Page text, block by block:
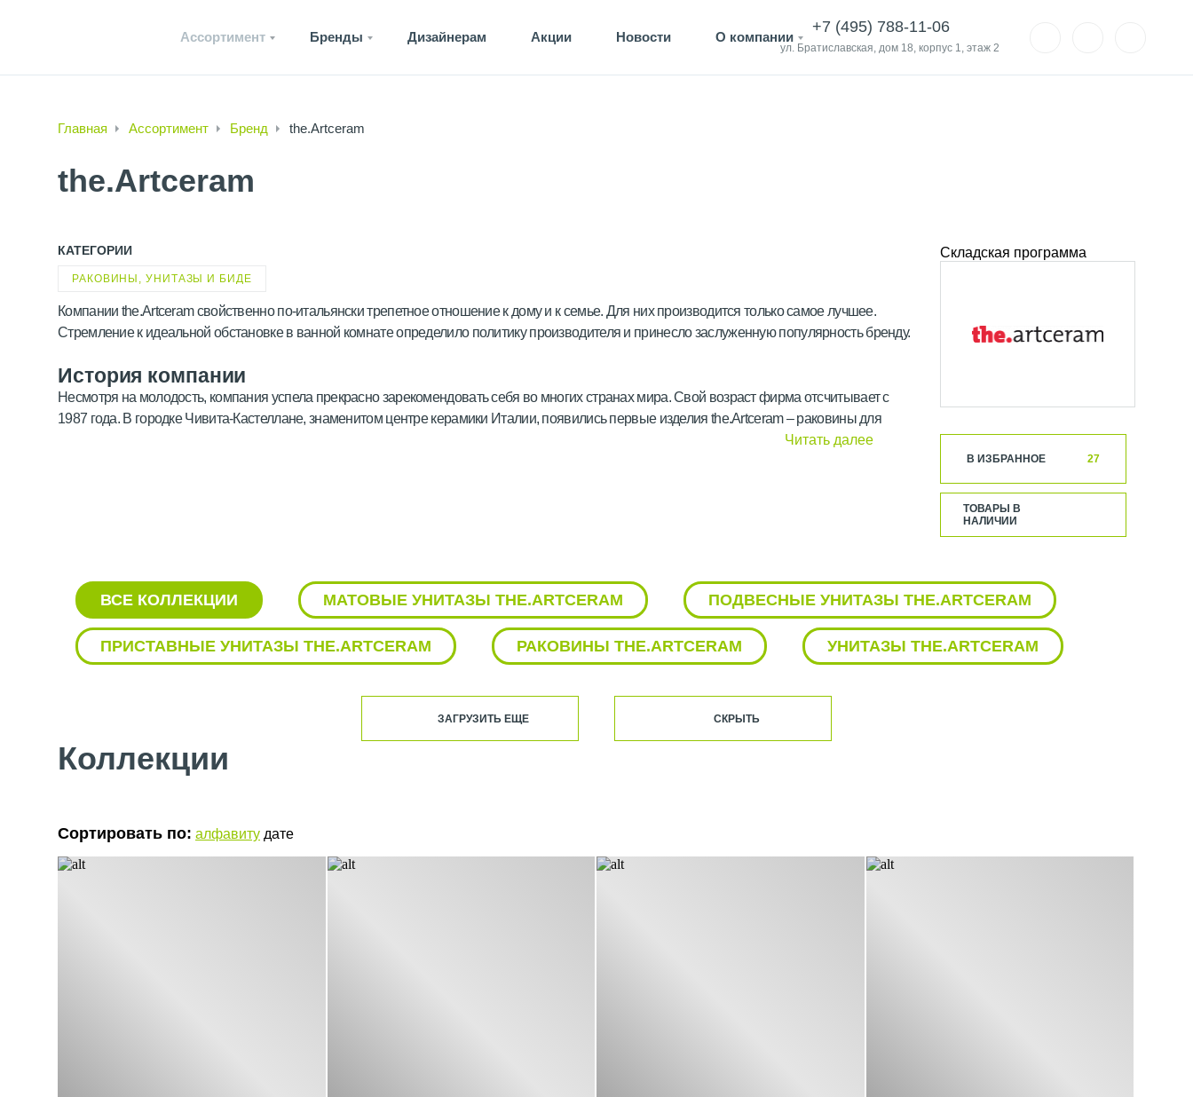
Ассортимент Бренды Дизайнерам Акции Новости О компании
+7 (495) 788-11-06
ул. Братиславская, дом 18, корпус 1, этаж 2
Главная Ассортимент Бренд the.Artceram
the.Artceram
КАТЕГОРИИ
РАКОВИНЫ, УНИТАЗЫ И БИДЕ
Компании the.Artceram свойственно по-итальянски трепетное отношение к дому и к семье. Для них производится только самое лучшее.
Стремление к идеальной обстановке в ванной комнате определило политику производителя и принесло заслуженную популярность бренду.
История компании
Несмотря на молодость, компания успела прекрасно зарекомендовать себя во многих странах мира. Свой возраст фирма отсчитывает с
1987 года. В городке Чивита-Кастеллане, знаменитом центре керамики Италии, появились первые изделия the.Artceram – раковины для
писсуарами;
унитазами;
биде;
аксессуарами для ванных комнат,
2006 год считается началом восхождения звезды the.Artceram. Появилась оригинальная коллекция La Fontana. Унитазы в форме
треугольников и стилизованных кубов, окрашенные в яркие цвета, поразили покупателей, привлекли внимание, заставили говорить о себе. С
тех пор компания смело идет на эксперименты в области оборудования для ванных комнат. Такой подход принес the.Artceram интерес людей
и множество международных наград за исследования и инновации.
Вдохновителями невероятного стиля стали известные итальянские дизайнеры. Основатели модной студии в Милане, Сандро Менегелло и
Марко Паолетти, вносят в коллекции the.Artceram нотку сумасшествия. Их чувство юмора и задор находит отражение в каждой коллекции, не
позволяя повторяться даже в деталях.
Читать далее
Складская программа
В ИЗБРАННОЕ 27
ТОВАРЫ В
НАЛИЧИИ
ВСЕ КОЛЛЕКЦИИ МАТОВЫЕ УНИТАЗЫ THE.ARTCERAM ПОДВЕСНЫЕ УНИТАЗЫ THE.ARTCERAM
ПРИСТАВНЫЕ УНИТАЗЫ THE.ARTCERAM РАКОВИНЫ THE.ARTCERAM УНИТАЗЫ THE.ARTCERAM
ЗАГРУЗИТЬ ЕЩЕ СКРЫТЬ
Коллекции
Сортировать по: алфавиту дате